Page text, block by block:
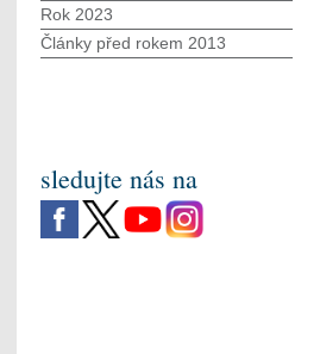
Rok 2023
Články před rokem 2013
sledujte nás na